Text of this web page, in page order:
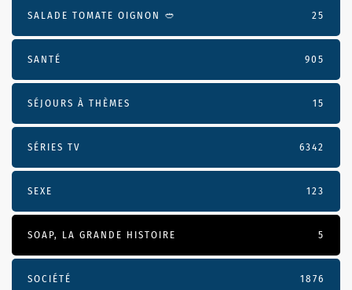
SALADE TOMATE OIGNON 🥙 25
SANTÉ 905
SÉJOURS À THÈMES 15
SÉRIES TV 6342
SEXE 123
SOAP, LA GRANDE HISTOIRE 5
SOCIÉTÉ 1876